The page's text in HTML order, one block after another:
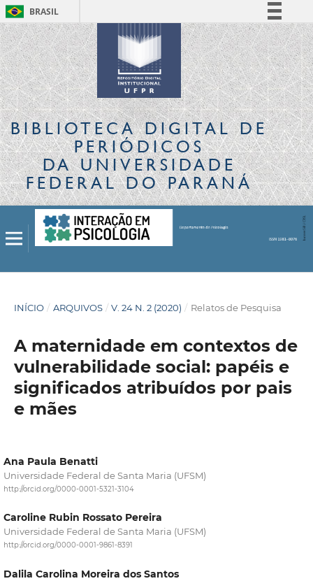
BRASIL
Simplifique!
Comunica BR
Participe
Acesso à informação
Legislação
Canais
BIBLIOTECA DIGITALDE
PERIÓDICOS
DA UNIVERSIDADE
FEDERAL DO PARANÁ
INÍCIO / ARQUIVOS / V. 24 N. 2 (2020) / Relatos de Pesquisa
A maternidade em contextos de
vulnerabilidade social: papéis e
significados atribuídos por pais
e mães
Ana Paula Benatti
Universidade Federal de Santa Maria (UFSM)
http://orcid.org/0000-0001-5321-3104
Caroline Rubin Rossato Pereira
Universidade Federal de Santa Maria (UFSM)
http://orcid.org/0000-0001-9861-8391
Dalila Carolina Moreira dos Santos